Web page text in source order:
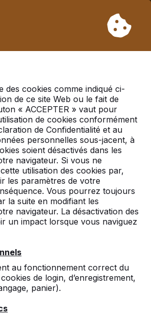
33. Veuillez donc tenir compte des
de livraison plus longs.
des cookies comme indiqué ci-
de ce site Web ou le fait de
« ACCEPTER » vaut pour
de cookies conformément
de Confidentialité et au
personnelles sous-jacent, à
soient désactivés dans les
navigateur. Si vous ne
utilisation des cookies par,
les paramètres de votre
Vous pourrez toujours
la suite en modifiant les
navigateur. La désactivation des
un impact lorsque vous naviguez
au fonctionnement correct du
de login, d’enregistrement,
panier).
in:Castelnau
les personnels sont très
rapidité de réponse et
ou téléphoniques sont